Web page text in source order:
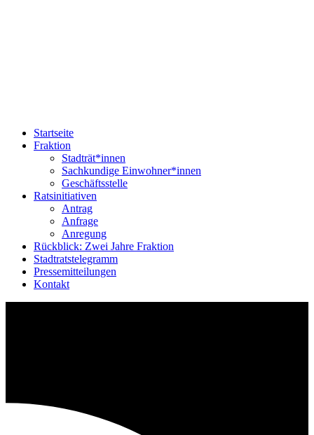
Startseite
Fraktion
Stadträt*innen
Sachkundige Einwohner*innen
Geschäftsstelle
Ratsinitiativen
Antrag
Anfrage
Anregung
Rückblick: Zwei Jahre Fraktion
Stadtratstelegramm
Pressemitteilungen
Kontakt